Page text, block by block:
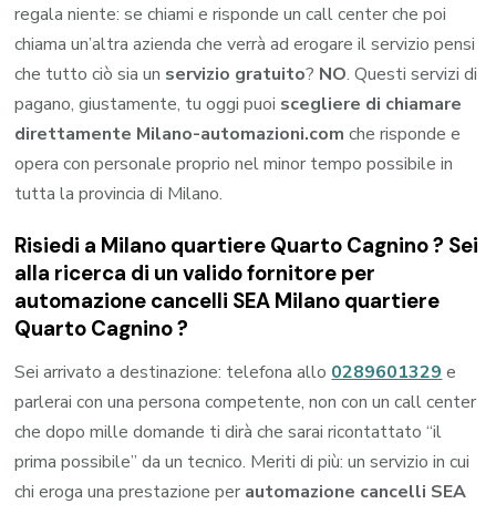
regala niente: se chiami e risponde un call center che poi
chiama un’altra azienda che verrà ad erogare il servizio pensi
che tutto ciò sia un servizio gratuito? NO. Questi servizi di
pagano, giustamente, tu oggi puoi scegliere di chiamare
direttamente Milano-automazioni.com che risponde e
opera con personale proprio nel minor tempo possibile in
tutta la provincia di Milano.
Risiedi a Milano quartiere Quarto Cagnino? Sei
alla ricerca di un valido fornitore per
automazione cancelli SEA Milano quartiere
Quarto Cagnino?
Sei arrivato a destinazione: telefona allo 0289601329 e
parlerai con una persona competente, non con un call center
che dopo mille domande ti dirà che sarai ricontattato “il
prima possibile” da un tecnico. Meriti di più: un servizio in cui
chi eroga una prestazione per automazione cancelli SEA